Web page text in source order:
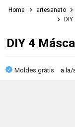
Home artesanato
DIY 4
Moldes grátis a la/